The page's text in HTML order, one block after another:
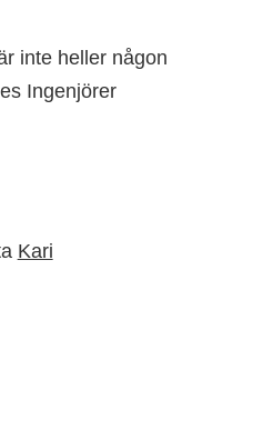
inte heller någon
Ingenjörer
Kari